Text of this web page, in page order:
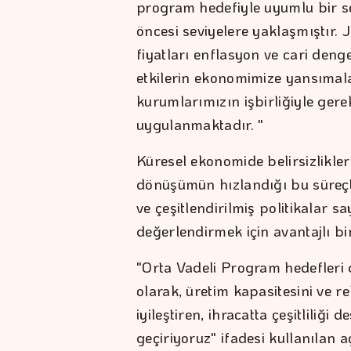
program hedefiyle uyumlu bir
öncesi seviyelere
fiyatları enflasyon ve cari
etkilerin ekonomimize
kurumlarımızın işbirliğiyle
uygulanmaktadır. "
Küresel ekonomide
dönüşümün hızlandığı bu
ve çeşitlendirilmiş politikalar
değerlendirmek için avantajlı
"Orta Vadeli Program
olarak, üretim kapasitesini ve
iyileştiren, ihracatta çeşitliliği
geçiriyoruz" ifadesi kullanılan